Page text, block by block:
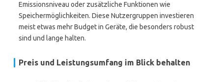
Emissionsniveau oder zusätzliche Funktionen wie
Speichermöglichkeiten. Diese Nutzergruppen investieren
meist etwas mehr Budget in Geräte, die besonders robust
sind und lange halten.
Preis und Leistungsumfang im Blick behalten